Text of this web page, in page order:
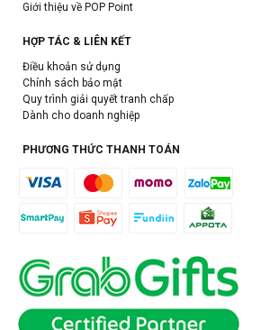
Giới thiệu về POP Point
HỢP TÁC & LIÊN KẾT
Điều khoản sử dụng
Chính sách bảo mật
Quy trình giải quyết tranh chấp
Dành cho doanh nghiệp
PHƯƠNG THỨC THANH TOÁN